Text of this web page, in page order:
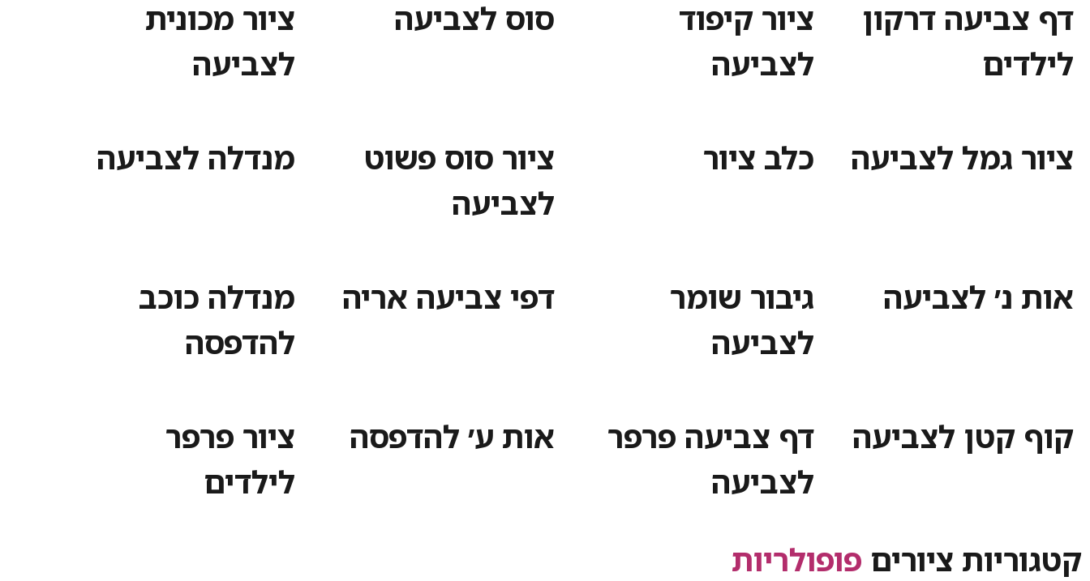
דף צביעה דרקון
לילדים
ציור קיפוד
לצביעה
סוס לצביעה
ציור מכונית
לצביעה
ציור גמל לצביעה כלב ציור
ציור סוס פשוט
לצביעה
מנדלה לצביעה
אות נ׳ לצביעה
גיבור שומר
לצביעה
דפי צביעה אריה
מנדלה כוכב
להדפסה
קוף קטן לצביעה
דף צביעה פרפר
לצביעה
אות ע׳ להדפסה
ציור פרפר
לילדים
קטגוריות ציורים פופולריות